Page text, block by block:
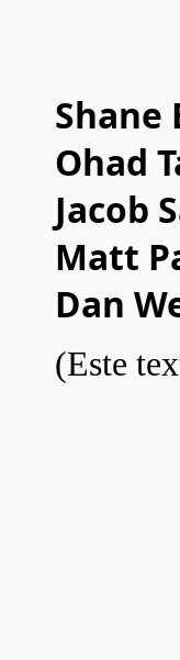
Shane
Ohad
Jacob
Matt
Dan
(Este